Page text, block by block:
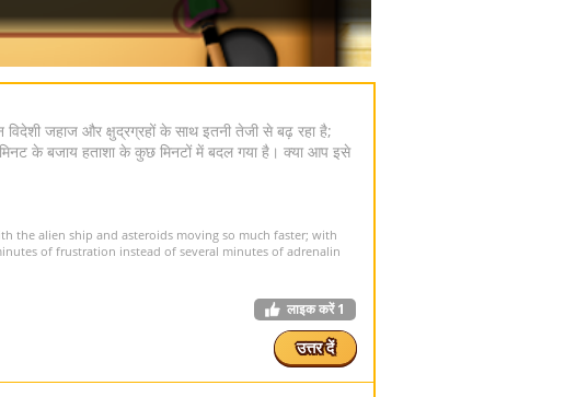
जहाज और क्षुद्रग्रहों के साथ इतनी तेजी से बढ़ रहा है;
के बजाय हताशा के कुछ मिनटों में बदल गया है। क्या आप इसे
the alien ship and asteroids moving so much faster; with
of frustration instead of several minutes of adrenalin
लाइक करें1
उत्तर दें